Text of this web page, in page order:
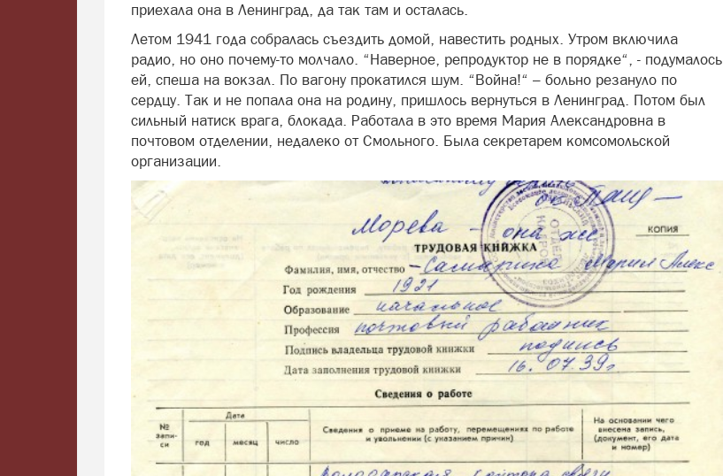
приехала она в Ленинград, да так там и осталась.
Летом 1941 года собралась съездить домой, навестить родных. Утром включила
радио, но оно почему-то молчало. “Наверное, репродуктор не в порядке“, - подумалось
ей, спеша на вокзал. По вагону прокатился шум. “Война!“ – больно резануло по
сердцу. Так и не попала она на родину, пришлось вернуться в Ленинград. Потом был
сильный натиск врага, блокада. Работала в это время Мария Александровна в
почтовом отделении, недалеко от Смольного. Была секретарем комсомольской
организации.